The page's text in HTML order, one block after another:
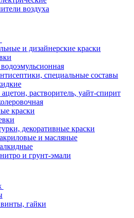
воздуха
и дизайнерские краски
специальные составы
растворитель, уайт-спирит
краски
декоративные краски
и масляные
и грунт-эмали
гайки